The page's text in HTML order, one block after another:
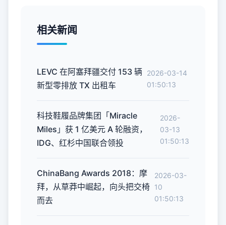
相关新闻
LEVC 在阿塞拜疆交付 153 辆
新型零排放 TX 出租车
2026-03-14
01:50:13
科技鞋履品牌集团「Miracle
Miles」获 1 亿美元 A 轮融资，
IDG、红杉中国联合领投
2026-
03-13
01:50:13
ChinaBang Awards 2018：摩
拜，从草莽中崛起，向头把交椅
而去
2026-03-
10
01:50:13